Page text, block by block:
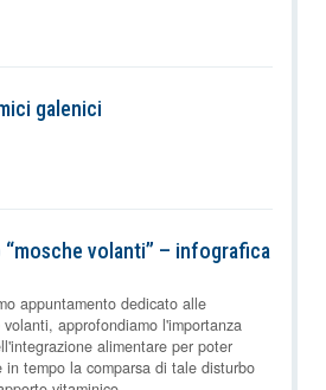
galenici
volanti” – infografica
appuntamento dedicato alle
approfondiamo l'importanza
alimentare per poter
in tempo la comparsa di tale disturbo